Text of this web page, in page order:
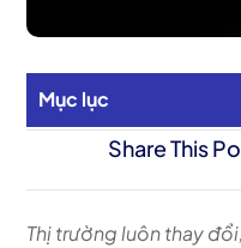
Mục lục
Share This
Thị trường luôn thay